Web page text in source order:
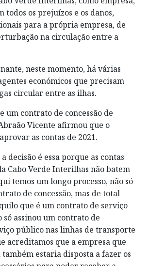
todos os prejuízos e os danos,
para a própria empresa, de
na circulação entre a
neste momento, há várias
económicos que precisam
circular entre as ilhas.
um contrato de concessão de
Vicente afirmou que o
as contas de 2021.
decisão é essa porque as contas
Cabo Verde Interilhas não batem
temos um longo processo, não só
de concessão, mas de total
que é um contrato de serviço
só assinou um contrato de
público nas linhas de transporte
acreditamos que a empresa que
também estaria disposta a fazer os